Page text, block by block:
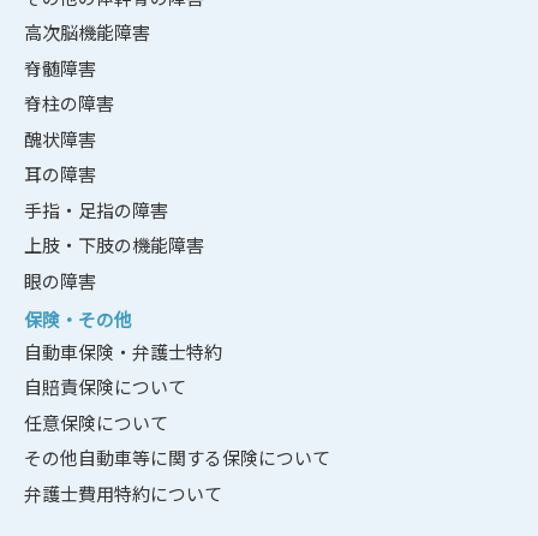
高次脳機能障害
脊髄障害
脊柱の障害
醜状障害
耳の障害
手指・足指の障害
上肢・下肢の機能障害
眼の障害
保険・その他
自動車保険・弁護士特約
自賠責保険について
任意保険について
その他自動車等に関する保険について
弁護士費用特約について